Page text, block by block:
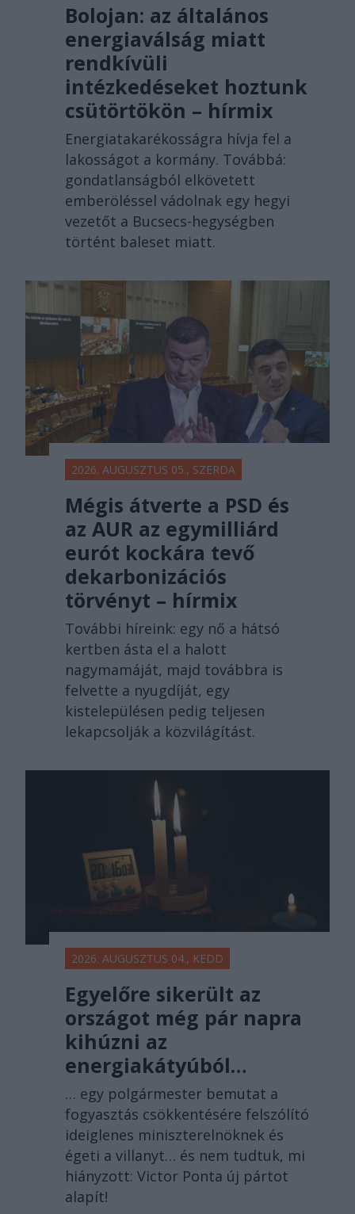
Bolojan: az általános
energiaválság miatt
rendkívüli
intézkedéseket hoztunk
csütörtökön – hírmix
Energiatakarékosságra hívja fel a
lakosságot a kormány. Továbbá:
gondatlanságból elkövetett
emberöléssel vádolnak egy hegyi
vezetőt a Bucsecs-hegységben
történt baleset miatt.
2026. AUGUSZTUS 05., SZERDA
Mégis átverte a PSD és
az AUR az egymilliárd
eurót kockára tevő
dekarbonizációs
törvényt – hírmix
További híreink: egy nő a hátsó
kertben ásta el a halott
nagymamáját, majd továbbra is
felvette a nyugdíját, egy
kistelepülésen pedig teljesen
lekapcsolják a közvilágítást.
2026. AUGUSZTUS 04., KEDD
Egyelőre sikerült az
országot még pár napra
kihúzni az
energiakátyúból…
… egy polgármester bemutat a
fogyasztás csökkentésére felszólító
ideiglenes miniszterelnöknek és
égeti a villanyt… és nem tudtuk, mi
hiányzott: Victor Ponta új pártot
alapít!